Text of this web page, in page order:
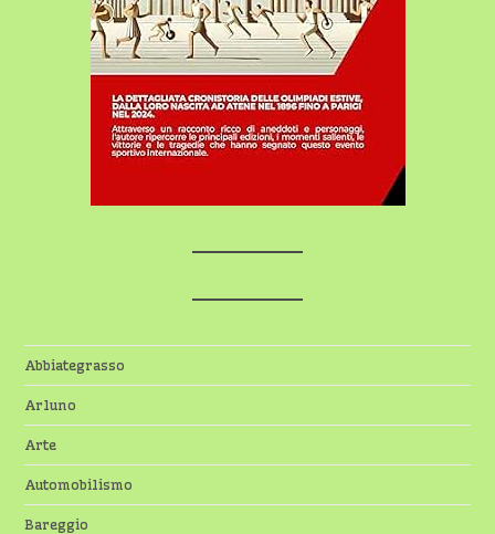
Abbiategrasso
Arluno
Arte
Automobilismo
Bareggio